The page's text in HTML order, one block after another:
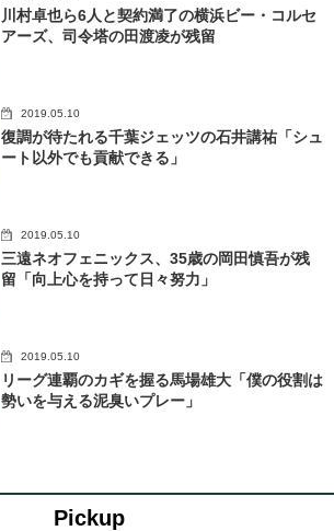
川村卓也ら6人と契約満了の横浜ビー・コルセ
アーズ、司令塔の田渡凌が残留
2019.05.10
復調が待たれる千葉ジェッツの石井講祐「シュ
ート以外でも貢献できる」
2019.05.10
三遠ネオフェニックス、35歳の岡田慎吾が残
留「向上心を持って日々努力」
2019.05.10
リーグ連覇のカギを握る馬場雄大「僕の役割は
勢いを与える泥臭いプレー」
Pickup